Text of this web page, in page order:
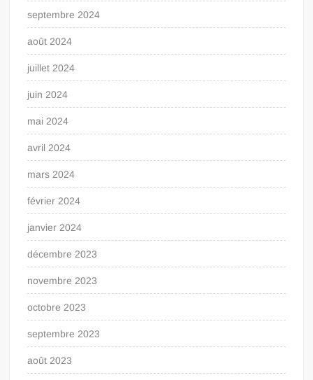
septembre 2024
août 2024
juillet 2024
juin 2024
mai 2024
avril 2024
mars 2024
février 2024
janvier 2024
décembre 2023
novembre 2023
octobre 2023
septembre 2023
août 2023